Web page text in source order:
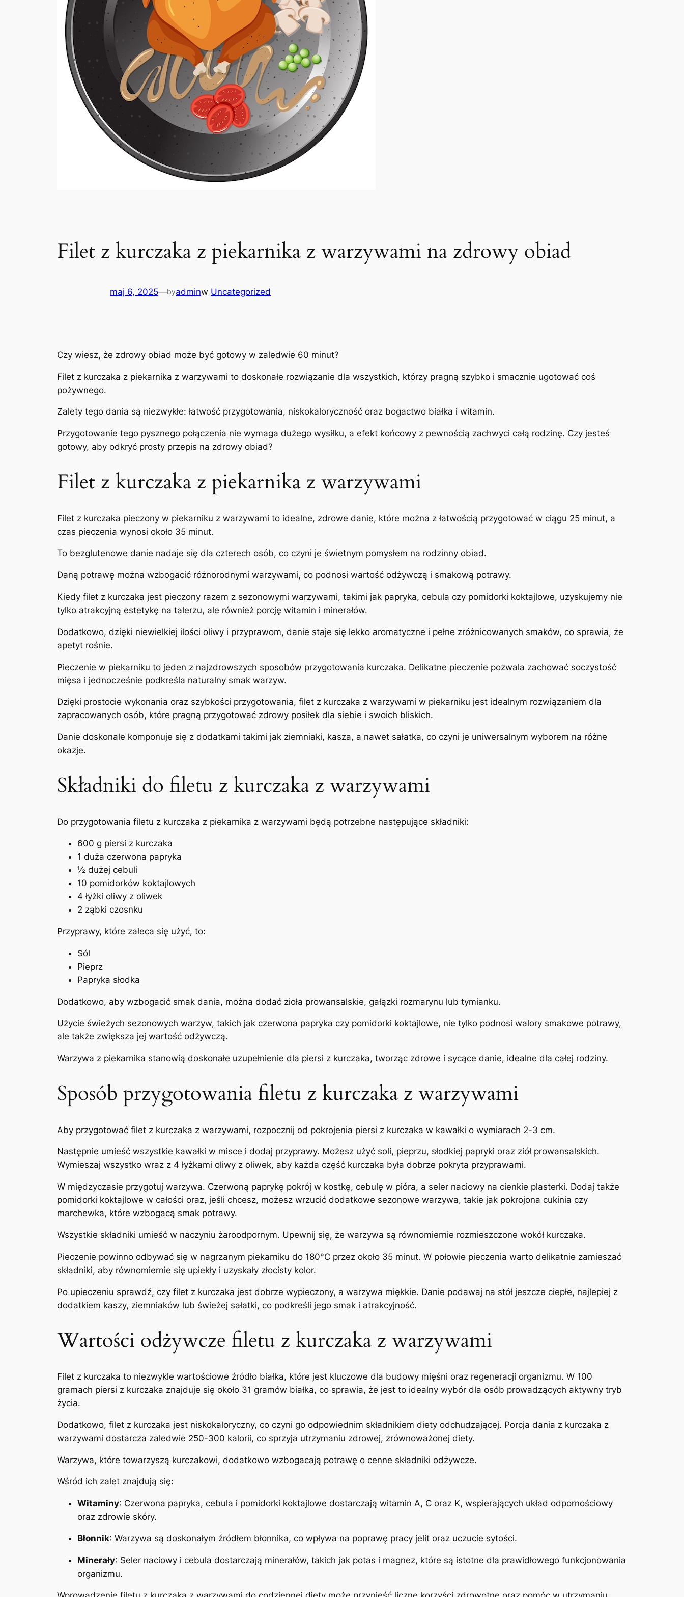
Filet z kurczaka z piekarnika z warzywami na zdrowy obiad
maj 6, 2025—byadminw Uncategorized
Czy wiesz, że zdrowy obiad może być gotowy w zaledwie 60 minut?
Filet z kurczaka z piekarnika z warzywami to doskonałe rozwiązanie dla wszystkich, którzy pragną szybko i smacznie ugotować coś
pożywnego.
Zalety tego dania są niezwykłe: łatwość przygotowania, niskokaloryczność oraz bogactwo białka i witamin.
Przygotowanie tego pysznego połączenia nie wymaga dużego wysiłku, a efekt końcowy z pewnością zachwyci całą rodzinę. Czy jesteś
gotowy, aby odkryć prosty przepis na zdrowy obiad?
Filet z kurczaka z piekarnika z warzywami
Filet z kurczaka pieczony w piekarniku z warzywami to idealne, zdrowe danie, które można z łatwością przygotować w ciągu 25 minut, a
czas pieczenia wynosi około 35 minut.
To bezglutenowe danie nadaje się dla czterech osób, co czyni je świetnym pomysłem na rodzinny obiad.
Daną potrawę można wzbogacić różnorodnymi warzywami, co podnosi wartość odżywczą i smakową potrawy.
Kiedy filet z kurczaka jest pieczony razem z sezonowymi warzywami, takimi jak papryka, cebula czy pomidorki koktajlowe, uzyskujemy nie
tylko atrakcyjną estetykę na talerzu, ale również porcję witamin i minerałów.
Dodatkowo, dzięki niewielkiej ilości oliwy i przyprawom, danie staje się lekko aromatyczne i pełne zróżnicowanych smaków, co sprawia, że
apetyt rośnie.
Pieczenie w piekarniku to jeden z najzdrowszych sposobów przygotowania kurczaka. Delikatne pieczenie pozwala zachować soczystość
mięsa i jednocześnie podkreśla naturalny smak warzyw.
Dzięki prostocie wykonania oraz szybkości przygotowania, filet z kurczaka z warzywami w piekarniku jest idealnym rozwiązaniem dla
zapracowanych osób, które pragną przygotować zdrowy posiłek dla siebie i swoich bliskich.
Danie doskonale komponuje się z dodatkami takimi jak ziemniaki, kasza, a nawet sałatka, co czyni je uniwersalnym wyborem na różne
okazje.
Składniki do filetu z kurczaka z warzywami
Do przygotowania filetu z kurczaka z piekarnika z warzywami będą potrzebne następujące składniki:
600 g piersi z kurczaka
1 duża czerwona papryka
½ dużej cebuli
10 pomidorków koktajlowych
4 łyżki oliwy z oliwek
2 ząbki czosnku
Przyprawy, które zaleca się użyć, to:
Sól
Pieprz
Papryka słodka
Dodatkowo, aby wzbogacić smak dania, można dodać zioła prowansalskie, gałązki rozmarynu lub tymianku.
Użycie świeżych sezonowych warzyw, takich jak czerwona papryka czy pomidorki koktajlowe, nie tylko podnosi walory smakowe potrawy,
ale także zwiększa jej wartość odżywczą.
Warzywa z piekarnika stanowią doskonałe uzupełnienie dla piersi z kurczaka, tworząc zdrowe i sycące danie, idealne dla całej rodziny.
Sposób przygotowania filetu z kurczaka z warzywami
Aby przygotować filet z kurczaka z warzywami, rozpocznij od pokrojenia piersi z kurczaka w kawałki o wymiarach 2-3 cm.
Następnie umieść wszystkie kawałki w misce i dodaj przyprawy. Możesz użyć soli, pieprzu, słodkiej papryki oraz ziół prowansalskich.
Wymieszaj wszystko wraz z 4 łyżkami oliwy z oliwek, aby każda część kurczaka była dobrze pokryta przyprawami.
W międzyczasie przygotuj warzywa. Czerwoną paprykę pokrój w kostkę, cebulę w pióra, a seler naciowy na cienkie plasterki. Dodaj także
pomidorki koktajlowe w całości oraz, jeśli chcesz, możesz wrzucić dodatkowe sezonowe warzywa, takie jak pokrojona cukinia czy
marchewka, które wzbogacą smak potrawy.
Wszystkie składniki umieść w naczyniu żaroodpornym. Upewnij się, że warzywa są równomiernie rozmieszczone wokół kurczaka.
Pieczenie powinno odbywać się w nagrzanym piekarniku do 180°C przez około 35 minut. W połowie pieczenia warto delikatnie zamieszać
składniki, aby równomiernie się upiekły i uzyskały złocisty kolor.
Po upieczeniu sprawdź, czy filet z kurczaka jest dobrze wypieczony, a warzywa miękkie. Danie podawaj na stół jeszcze ciepłe, najlepiej z
dodatkiem kaszy, ziemniaków lub świeżej sałatki, co podkreśli jego smak i atrakcyjność.
Wartości odżywcze filetu z kurczaka z warzywami
Filet z kurczaka to niezwykle wartościowe źródło białka, które jest kluczowe dla budowy mięśni oraz regeneracji organizmu. W 100
gramach piersi z kurczaka znajduje się około 31 gramów białka, co sprawia, że jest to idealny wybór dla osób prowadzących aktywny tryb
życia.
Dodatkowo, filet z kurczaka jest niskokaloryczny, co czyni go odpowiednim składnikiem diety odchudzającej. Porcja dania z kurczaka z
warzywami dostarcza zaledwie 250-300 kalorii, co sprzyja utrzymaniu zdrowej, zrównoważonej diety.
Warzywa, które towarzyszą kurczakowi, dodatkowo wzbogacają potrawę o cenne składniki odżywcze.
Wśród ich zalet znajdują się:
Witaminy: Czerwona papryka, cebula i pomidorki koktajlowe dostarczają witamin A, C oraz K, wspierających układ odpornościowy
oraz zdrowie skóry.
Błonnik: Warzywa są doskonałym źródłem błonnika, co wpływa na poprawę pracy jelit oraz uczucie sytości.
Minerały: Seler naciowy i cebula dostarczają minerałów, takich jak potas i magnez, które są istotne dla prawidłowego funkcjonowania
organizmu.